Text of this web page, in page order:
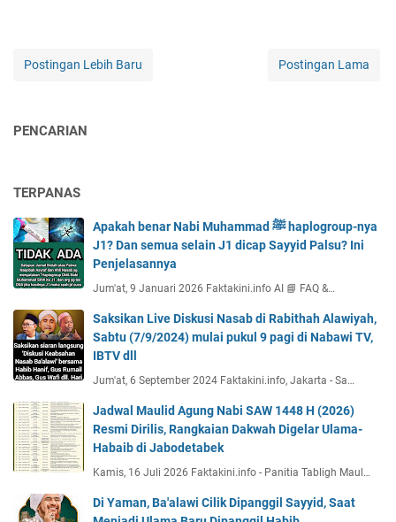
Postingan Lebih Baru Postingan Lama
PENCARIAN
TERPANAS
Apakah benar Nabi Muhammad ﷺ haplogroup-nya
J1? Dan semua selain J1 dicap Sayyid Palsu? Ini
Penjelasannya
Jum'at, 9 Januari 2026 Faktakini.info AI 📘 FAQ &…
Saksikan Live Diskusi Nasab di Rabithah Alawiyah,
Sabtu (7/9/2024) mulai pukul 9 pagi di Nabawi TV,
IBTV dll
Jum'at, 6 September 2024 Faktakini.info, Jakarta - Sa…
Jadwal Maulid Agung Nabi SAW 1448 H (2026)
Resmi Dirilis, Rangkaian Dakwah Digelar Ulama-
Habaib di Jabodetabek
Kamis, 16 Juli 2026 Faktakini.info - Panitia Tabligh Maul…
Di Yaman, Ba'alawi Cilik Dipanggil Sayyid, Saat